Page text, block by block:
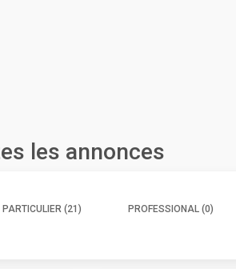
les annonces
PARTICULIER (21) PROFESSIONAL (0)